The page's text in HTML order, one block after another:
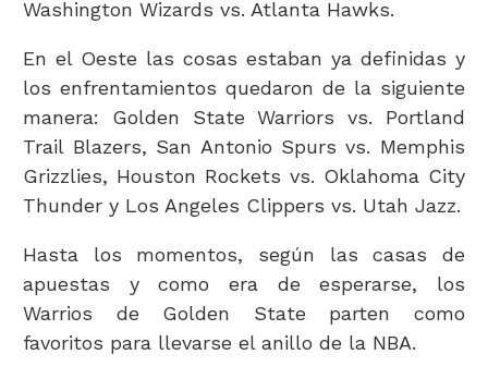
Washington Wizards vs. Atlanta Hawks.
En el Oeste las cosas estaban ya definidas y
los enfrentamientos quedaron de la siguiente
manera: Golden State Warriors vs. Portland
Trail Blazers, San Antonio Spurs vs. Memphis
Grizzlies, Houston Rockets vs. Oklahoma City
Thunder y Los Angeles Clippers vs. Utah Jazz.
Hasta los momentos, según las casas de
apuestas y como era de esperarse, los
Warrios de Golden State parten como
favoritos para llevarse el anillo de la NBA.